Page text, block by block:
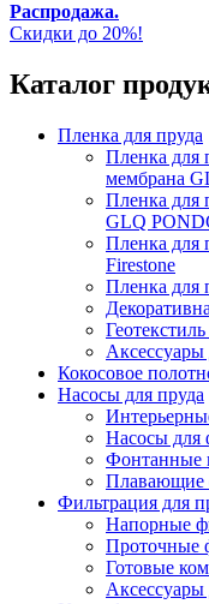
Распродажа.
Скидки до 20%!
Каталог
Пленка для пруда
Пленка для
мембрана
Пленка для
GLQ
Пленка для
Firestone
Пленка для
Аксессуары
Кокосовое
Насосы для пруда
Насосы для
Фонтанные
Плавающие
Фильтрация для
Напорные
Проточные
Готовые
Аксессуары